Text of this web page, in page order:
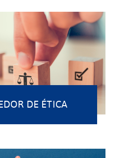
DE ÉTICA